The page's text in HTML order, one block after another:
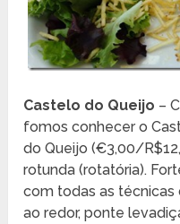
Castelo do Queijo –
fomos conhecer o
do Queijo (€3,00/
rotunda (rotatória).
com todas as
ao redor, ponte